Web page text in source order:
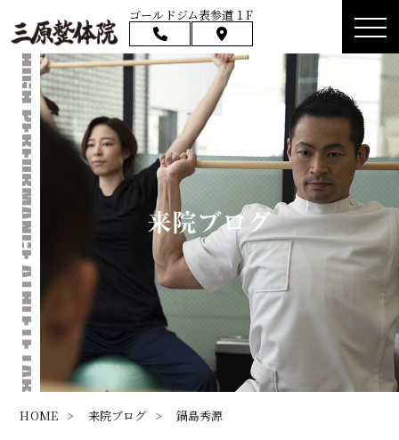
ゴールドジム表参道１F
来院ブログ
HOME > 来院ブログ > 鍋島秀源